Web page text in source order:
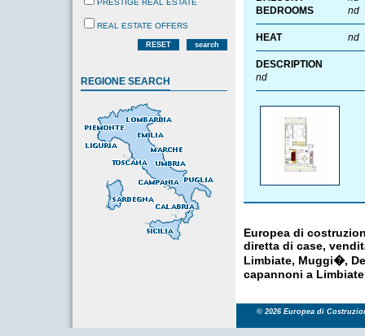
PRESTIGE REAL ESTATE
REAL ESTATE OFFERS
RESET search
REGIONE SEARCH
BEDROOMS
nd
HEAT nd
DESCRIPTION
nd
Europea di
diretta di case,
Limbiate, Muggi�,
capannoni a Limbiate
© 2026 Europea di